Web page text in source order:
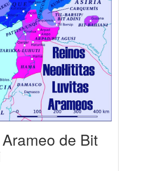
de Bit